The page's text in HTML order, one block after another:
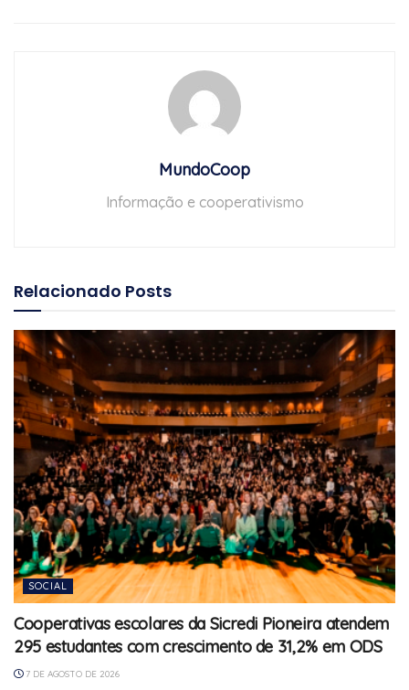
MundoCoop
Informação e cooperativismo
Relacionado Posts
SOCIAL
Cooperativas escolares da Sicredi Pioneira atendem
295 estudantes com crescimento de 31,2% em ODS
7 DE AGOSTO DE 2026